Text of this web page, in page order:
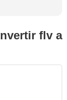
flv a